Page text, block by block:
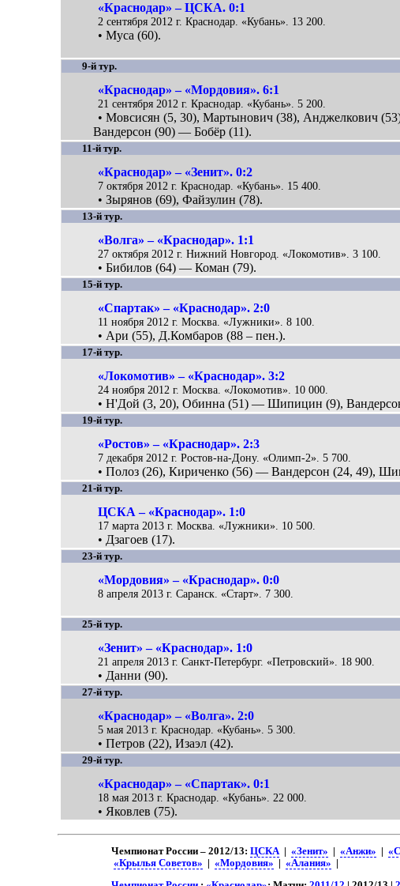
«Краснодар» – ЦСКА. 0:1
2 сентября 2012 г. Краснодар. «Кубань». 13 200.
• Муса (60).
9-й тур.
«Краснодар» – «Мордовия». 6:1
21 сентября 2012 г. Краснодар. «Кубань». 5 200.
• Мовсисян (5, 30), Мартынович (38), Анджелкович
Вандерсон (90) — Бобёр (11).
11-й тур.
«Краснодар» – «Зенит». 0:2
7 октября 2012 г. Краснодар. «Кубань». 15 400.
• Зырянов (69), Файзулин (78).
13-й тур.
«Волга» – «Краснодар». 1:1
27 октября 2012 г. Нижний Новгород. «Локомотив». 3 100.
• Бибилов (64) — Коман (79).
15-й тур.
«Спартак» – «Краснодар». 2:0
11 ноября 2012 г. Москва. «Лужники». 8 100.
• Ари (55), Д.Комбаров (88 – пен.).
17-й тур.
«Локомотив» – «Краснодар». 3:2
24 ноября 2012 г. Москва. «Локомотив». 10 000.
• Н'Дой (3, 20), Обинна (51) — Шипицин (9),
19-й тур.
«Ростов» – «Краснодар». 2:3
7 декабря 2012 г. Ростов-на-Дону. «Олимп-2». 5 700.
• Полоз (26), Кириченко (56) — Вандерсон (24, 49),
21-й тур.
ЦСКА – «Краснодар». 1:0
17 марта 2013 г. Москва. «Лужники». 10 500.
• Дзагоев (17).
23-й тур.
«Мордовия» – «Краснодар». 0:0
8 апреля 2013 г. Саранск. «Старт». 7 300.
25-й тур.
«Зенит» – «Краснодар». 1:0
21 апреля 2013 г. Санкт-Петербург. «Петровский». 18 900.
• Данни (90).
27-й тур.
«Краснодар» – «Волга». 2:0
5 мая 2013 г. Краснодар. «Кубань». 5 300.
• Петров (22), Изаэл (42).
29-й тур.
«Краснодар» – «Спартак». 0:1
18 мая 2013 г. Краснодар. «Кубань». 22 000.
• Яковлев (75).
Чемпионат России – 2012/13: ЦСКА| «Зенит» | «Анжи» |
«Крылья Советов» | «Мордовия» | «Алания» |